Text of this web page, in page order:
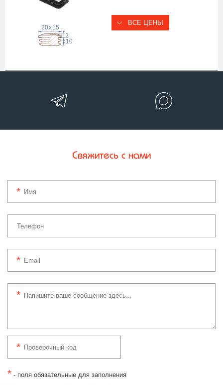
2
10
15
x
20
ВСЕ ЦЕНЫ
Свяжитесь с нами
* - поля обязательные для заполнения